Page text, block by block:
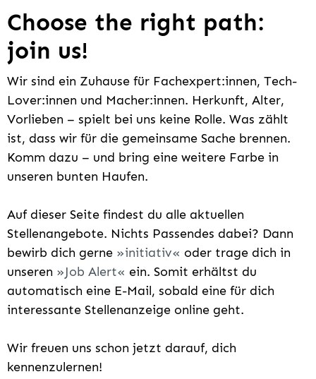
Choose the right path:
join us!
Wir sind ein Zuhause für Fachexpert:innen, Tech-
Lover:innen und Macher:innen. Herkunft, Alter,
Vorlieben – spielt bei uns keine Rolle. Was zählt
ist, dass wir für die gemeinsame Sache brennen.
Komm dazu – und bring eine weitere Farbe in
unseren bunten Haufen.
Auf dieser Seite findest du alle aktuellen
Stellenangebote. Nichts Passendes dabei? Dann
bewirb dich gerne
initiativ
oder trage dich in
unseren
Job Alert
ein. Somit erhältst du
automatisch eine E-Mail, sobald eine für dich
interessante Stellenanzeige online geht.
Wir freuen uns schon jetzt darauf, dich
kennenzulernen!